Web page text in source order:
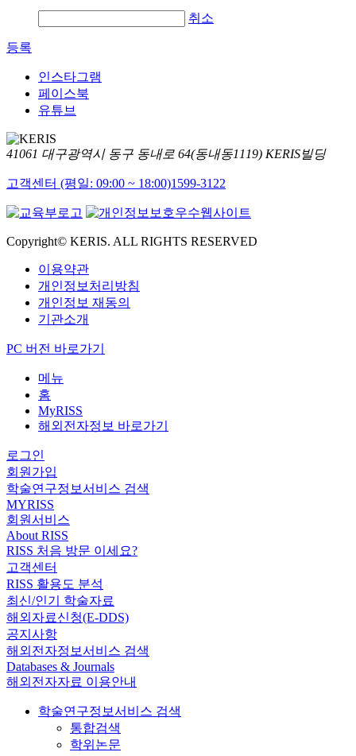
취소
등록
인스타그램
페이스북
유튜브
41061 대구광역시 동구 동내로 64(동내동1119) KERIS빌딩
고객센터 (평일: 09:00 ~ 18:00)1599-3122
Copyright© KERIS. ALL RIGHTS RESERVED
이용약관
개인정보처리방침
개인정보 재동의
기관소개
PC 버전 바로가기
메뉴
홈
MyRISS
해외전자정보 바로가기
로그인
회원가입
학술연구정보서비스 검색
MYRISS
회원서비스
About RISS
RISS 처음 방문 이세요?
고객센터
RISS 활용도 분석
최신/인기 학술자료
해외자료신청(E-DDS)
공지사항
해외전자정보서비스 검색
Databases & Journals
해외전자자료 이용안내
학술연구정보서비스 검색
통합검색
학위논문